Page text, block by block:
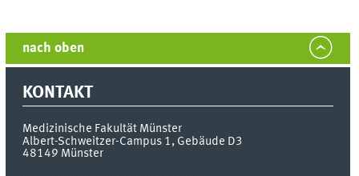
nach oben
KONTAKT
Medizinische Fakultät Münster
Albert-Schweitzer-Campus 1, Gebäude D3
48149 Münster